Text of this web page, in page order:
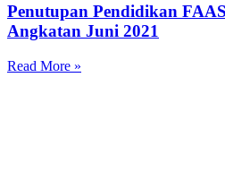
Penutupan Pendidikan
Angkatan Juni 2021
Read More »